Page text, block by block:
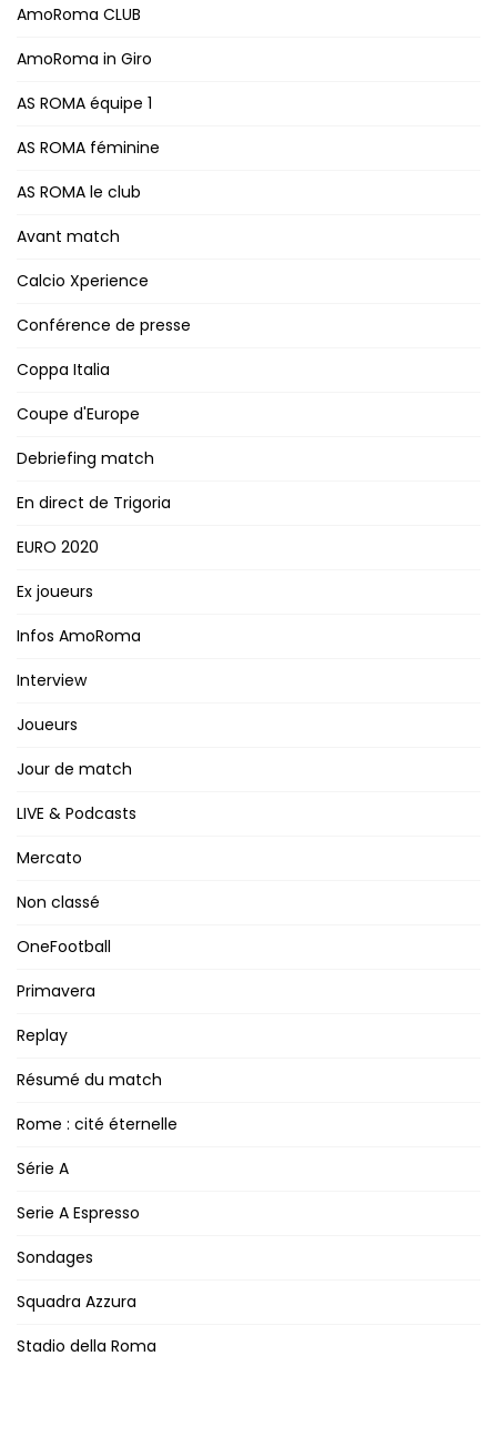
AmoRoma CLUB
AmoRoma in Giro
AS ROMA équipe 1
AS ROMA féminine
AS ROMA le club
Avant match
Calcio Xperience
Conférence de presse
Coppa Italia
Coupe d'Europe
Debriefing match
En direct de Trigoria
EURO 2020
Ex joueurs
Infos AmoRoma
Interview
Joueurs
Jour de match
LIVE & Podcasts
Mercato
Non classé
OneFootball
Primavera
Replay
Résumé du match
Rome : cité éternelle
Série A
Serie A Espresso
Sondages
Squadra Azzura
Stadio della Roma